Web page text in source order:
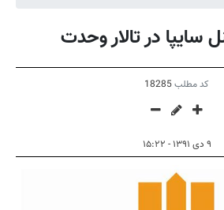
سایپا در تالار وحدت
کد مطلب18285
۹ دی ۱۳۹۱ - ۱۵:۲۲